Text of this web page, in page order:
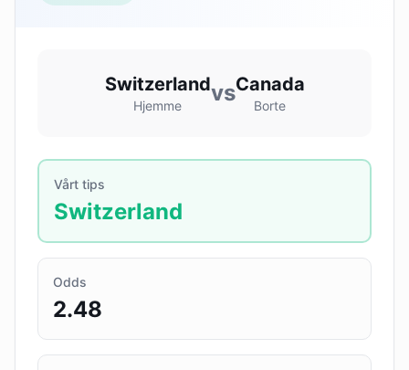
Switzerland
Hjemme vsCanada
Borte
Vårt tips
Switzerland
Odds
2.48